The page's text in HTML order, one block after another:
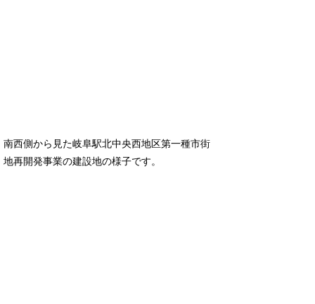
南西側から見た岐阜駅北中央西地区第一種市街
地再開発事業の建設地の様子です。